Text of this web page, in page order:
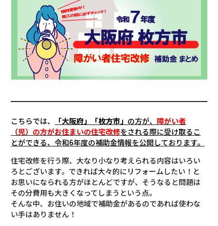
こちらでは、 「大阪府」「枚方市」 の方が、 障がい者
（児）の方がお住まいの住宅改修をされる際に受け取るこ
とができる、令和6年度の補助金情報を公開しております。
住宅改修を行う際、大なり小なり考えられる内容はいろい
ろとございます。できれば大々的にリフォームしたい！と
お思いになられる方がほとんどですが、そうなると問題は
その分費用も大きくなってしまうという点。
そんな中、お住いの地域で補助金があるのであれば使わな
い手はありません！